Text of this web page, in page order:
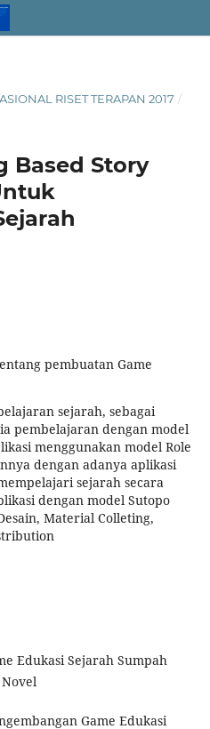
RISET TERAPAN 2017 /
Based Story
pembuatan Game
sejarah, sebagai
pembelajaran dengan model
menggunakan model Role
dengan adanya aplikasi
sejarah secara
dengan model Sutopo
Material Colleting,
Edukasi Sejarah Sumpah
Game Edukasi